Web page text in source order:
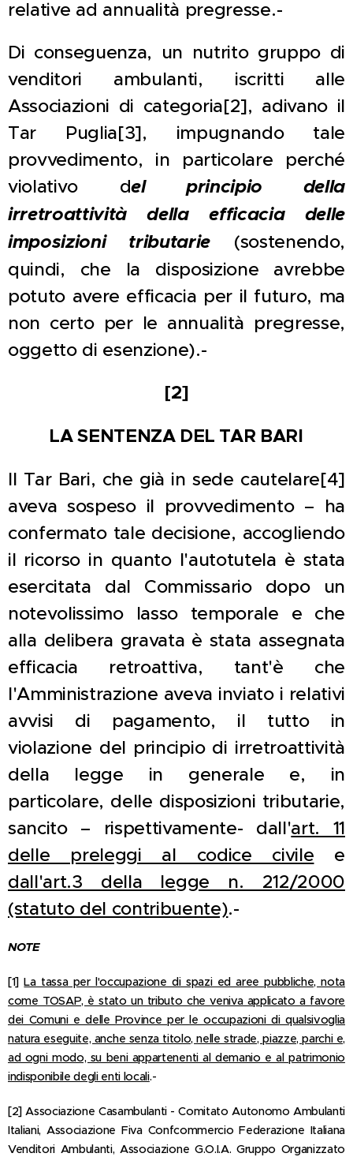
relative ad annualità pregresse.-
Di conseguenza, un nutrito gruppo di
venditori ambulanti, iscritti alle
Associazioni di categoria[2], adivano il
Tar Puglia[3], impugnando tale
provvedimento, in particolare perché
violativo del principio della
irretroattività della efficacia delle
imposizioni tributarie (sostenendo,
quindi, che la disposizione avrebbe
potuto avere efficacia per il futuro, ma
non certo per le annualità pregresse,
oggetto di esenzione).-
[2]
LA SENTENZA DEL TAR BARI
Il Tar Bari, che già in sede cautelare[4]
aveva sospeso il provvedimento – ha
confermato tale decisione, accogliendo
il ricorso in quanto l'autotutela è stata
esercitata dal Commissario dopo un
notevolissimo lasso temporale e che
alla delibera gravata è stata assegnata
efficacia retroattiva, tant'è che
l'Amministrazione aveva inviato i relativi
avvisi di pagamento, il tutto in
violazione del principio di irretroattività
della legge in generale e, in
particolare, delle disposizioni tributarie,
sancito – rispettivamente- dall'art. 11
delle preleggi al codice civile e
dall'art.3 della legge n. 212/2000
(statuto del contribuente).-
NOTE
[1]La tassa per l'occupazione di spazi ed aree pubbliche, nota
come TOSAP, è stato un tributo che veniva applicato a favore
dei Comuni e delle Province per le occupazioni di qualsivoglia
natura eseguite, anche senza titolo, nelle strade, piazze, parchi e,
ad ogni modo, su beni appartenenti al demanio e al patrimonio
indisponibile degli enti locali.-
[2] Associazione Casambulanti - Comitato Autonomo Ambulanti
Italiani, Associazione Fiva Confcommercio Federazione Italiana
Venditori Ambulanti, Associazione G.O.I.A. Gruppo Organizzato